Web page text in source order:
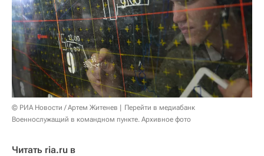
© РИА Новости / Артем Житенев
Перейти в медиабанк
Военнослужащий в командном пункте. Архивное фото
Читать ria.ru в